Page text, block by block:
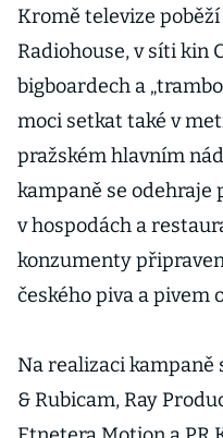
Kromě televize
Radiohouse, v síti kin
bigboardech a
moci setkat také v
pražském hlavním
kampaně se
v hospodách a
konzumenty
českého piva a pivem
Na realizaci kampaně
& Rubicam, Ray